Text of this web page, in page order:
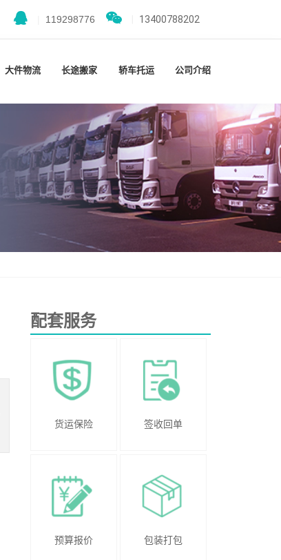
119298776 13400788202
大件物流 长途搬家 轿车托运 公司介绍
配套服务
货运保险 签收回单
预算报价 包装打包